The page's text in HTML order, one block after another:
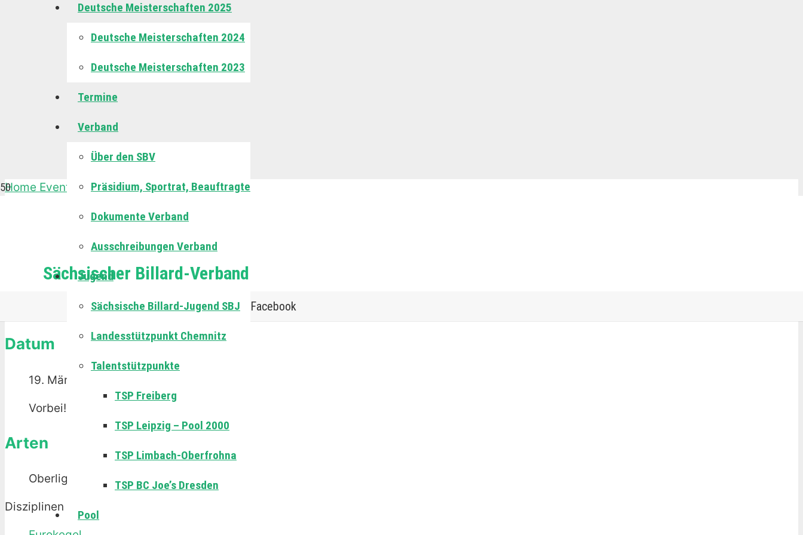
Sächsischer Billard-Verband
Deutsche Meisterschaften 2025
Deutsche Meisterschaften 2024
Deutsche Meisterschaften 2023
Termine
Verband
Über den SBV
Präsidium, Sportrat, Beauftragte
Dokumente Verband
Ausschreibungen Verband
Jugend
Sächsische Billard-Jugend SBJ
Landesstützpunkt Chemnitz
Talentstützpunkte
TSP Freiberg
TSP Leipzig – Pool 2000
TSP Limbach-Oberfrohna
TSP BC Joe’s Dresden
Pool
Facebook
Home Events Eurokegel Oberliga-Kegel
+ Zu Google Kalender hinzufügen
Die Veranstaltung ist beendet.
Datum
19. März 2023
Vorbei!
Arten
Oberliga
Disziplinen